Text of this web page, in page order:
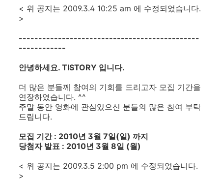
< 위 공지는 2009.3.4 10:25 am 에 수정되었습니다.
>
----------------------------------------------
------------
안녕하세요. TISTORY 입니다.
더 많은 분들께 참여의 기회를 드리고자 모집 기간을
연장하였습니다. ^^
주말 동안 영화에 관심있으신 분들의 많은 참여 부탁
드립니다.
모집 기간 : 2010년 3월 7일(일) 까지
당첨자 발표 : 2010년 3월 8일 (월)
< 위 공지는 2009.3.5 2:00 pm 에 수정되었습니다.
>